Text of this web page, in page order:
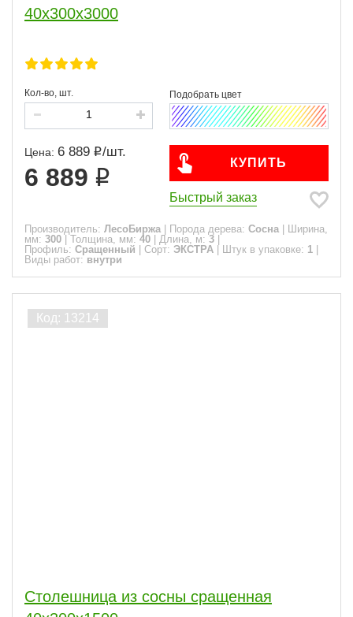
40х300х3000
Кол-во, шт.
Цена: 6 889 /шт.
6 889
КУПИТЬ
Быстрый заказ
Производитель: ЛесоБиржа Порода дерева: Сосна
Ширина,
мм: 300 Толщина, мм: 40 Длина, м: 3
Профиль: Сращенный Сорт: ЭКСТРА Штук в упаковке: 1
Виды работ: внутри
Столешница из сосны сращенная